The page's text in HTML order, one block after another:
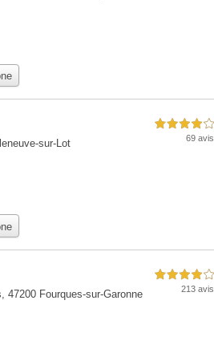
sur-Lot
4,0 étoiles sur 5
69 avis
47200 Fourques-sur-Garonne
4,0 étoiles sur 5
213 avis